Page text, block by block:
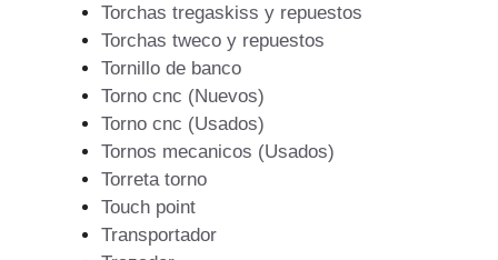
Torchas tregaskiss y repuestos
Torchas tweco y repuestos
Tornillo de banco
Torno cnc (Nuevos)
Torno cnc (Usados)
Tornos mecanicos (Usados)
Torreta torno
Touch point
Transportador